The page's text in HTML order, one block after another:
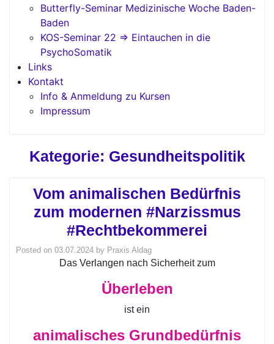
Butterfly-Seminar Medizinische Woche Baden-
Baden
KOS-Seminar 22 => Eintauchen in die
PsychoSomatik
Links
Kontakt
Info & Anmeldung zu Kursen
Impressum
Kategorie: Gesundheitspolitik
Vom animalischen Bedürfnis
zum modernen #Narzissmus
#Rechtbekommerei
Posted on 03.07.2024 by Praxis Aldag
Das Verlangen nach Sicherheit zum
Überleben
ist ein
animalisches Grundbedürfnis